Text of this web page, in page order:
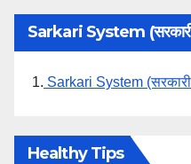
Sarkari System (सरकारी
1. Sarkari System (सरकारी
Healthy Tips